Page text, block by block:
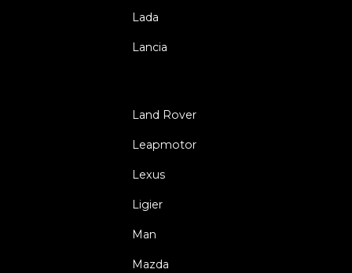
Lada
Lancia
Land Rover
Leapmotor
Lexus
Ligier
Man
Mazda